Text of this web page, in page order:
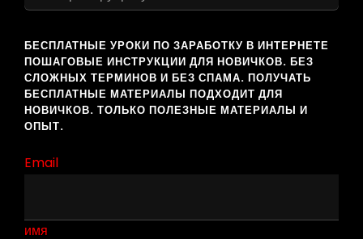
заработать
БЕСПЛАТНЫЕ УРОКИ ПО ЗАРАБОТКУ В ИНТЕРНЕТЕ
ПОШАГОВЫЕ ИНСТРУКЦИИ ДЛЯ НОВИЧКОВ. БЕЗ
СЛОЖНЫХ ТЕРМИНОВ И БЕЗ СПАМА. ПОЛУЧАТЬ
БЕСПЛАТНЫЕ МАТЕРИАЛЫ ПОДХОДИТ ДЛЯ
НОВИЧКОВ. ТОЛЬКО ПОЛЕЗНЫЕ МАТЕРИАЛЫ И
ОПЫТ.
Email
имя